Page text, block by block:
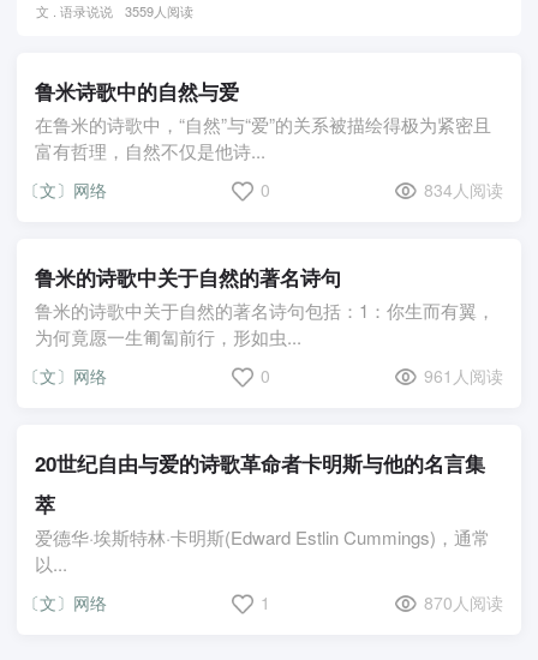
文 . 语录说说 3559人阅读
鲁米诗歌中的自然与爱
在鲁米的诗歌中，“自然”与“爱”的关系被描绘得极为紧密且
富有哲理，自然不仅是他诗...
〔文〕网络 0 834人阅读
鲁米的诗歌中关于自然的著名诗句
鲁米的诗歌中关于自然的著名诗句包括：1：你生而有翼，
为何竟愿一生匍匐前行，形如虫...
〔文〕网络 0 961人阅读
20世纪自由与爱的诗歌革命者卡明斯与他的名言集
萃
爱德华·埃斯特林·卡明斯(Edward Estlin Cummings)，通常
以...
〔文〕网络 1 870人阅读